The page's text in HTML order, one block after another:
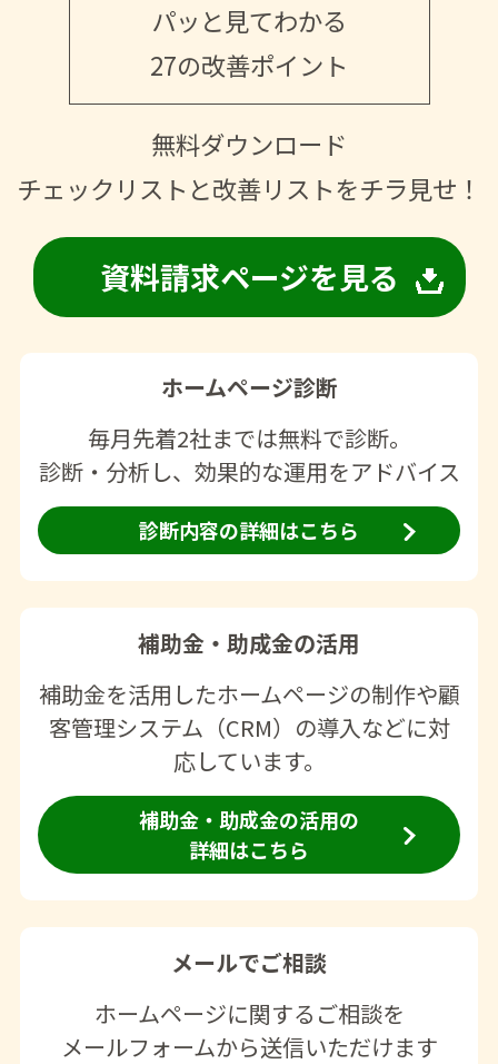
パッと見てわかる
27の改善ポイント
無料ダウンロード
チェックリストと改善リストをチラ見せ！
資料請求ページを見る
ホームページ診断
毎月先着2社までは無料で診断。
診断・分析し、効果的な運用をアドバイス
診断内容の詳細はこちら
補助金・助成金の活用
補助金を活用したホームページの制作や顧
客管理システム（CRM）の導入などに対
応しています。
補助金・助成金の活用の
詳細はこちら
メールでご相談
ホームページに関するご相談を
メールフォームから送信いただけます